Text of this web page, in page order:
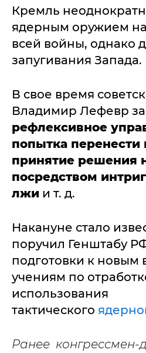
Кремль
ядерным оружием
всей войны, однако
запугивания Запада.
В свое время
Владимир Лефевр
рефлексивное
попытка перенести
принятие решения
посредством
лжи и т. д.
Накануне стало
поручил Генштабу
подготовки к новым
учениям по
использования
тактического
Ранее конгрессмен-